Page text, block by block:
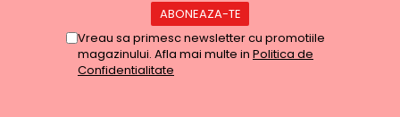
Vreau sa primesc newsletter cu promotiile
magazinului. Afla mai multe in Politica de
Confidentialitate